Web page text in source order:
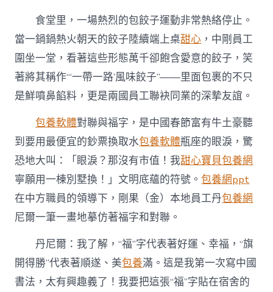
食堂里，一場熱烈的包餃子運動非常熱絡停止。
當一鍋鍋熱火朝天的餃子陸續端上桌甜心 ，中剛員工
圍坐一堂，看著這些形態萬千卻飽含愛意的餃子，笑
著將其稱作“‘一帶一路’風味餃子”——里面包裹的不只
是鮮噴鼻餡料，更是兩國員工聯袂同業的深摯友誼。
包養軟體對聯與福字，是中國春節富有牛土豪聽
到要用最便宜的鈔票換取水包養軟體瓶座的眼淚，驚
恐地大叫：「眼淚？那沒有市值！我甜心寶貝包養網
寧願用一棟別墅換！」文明底蘊的符號。包養網ppt
在中方職員的領導下，剛果（金）本地員工丹包養網
尼爾一筆一畫地摹仿著福字和對聯。
丹尼爾：我了解，“福”字代表著好運、幸福，“旗
開得勝”代表著順遂、美包養滿。這是我第一次寫中國
書法，太有興趣義了！我要把這張“福”字貼在宿舍的